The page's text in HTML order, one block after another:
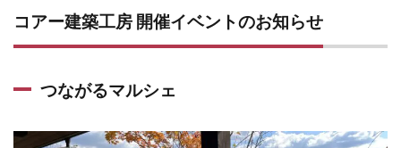
コアー建築工房 開催イベントのお知らせ
つながるマルシェ